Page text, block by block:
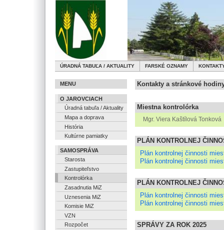
ÚRADNÁ TABUĽA / AKTUALITY FARSKÉ OZNAMY
MENU
O JAROVCIACH
Úradná tabuľa / Aktuality
Mapa a doprava
História
Kultúrne pamiatky
SAMOSPRÁVA
Starosta
Zastupiteľstvo
Kontrolórka
Zasadnutia MiZ
Uznesenia MiZ
Komisie MiZ
VZN
Rozpočet
Kontakty a stránkové
Miestna kontrolórka
Mgr. Viera Kaštílová Tonková
PLÁN KONTROLNEJ
Plán kontrolnej činnosti
Plán kontrolnej činnosti
PLÁN KONTROLNEJ
Plán kontrolnej činnosti
Plán kontrolnej činnosti
SPRÁVY ZA ROK 2025